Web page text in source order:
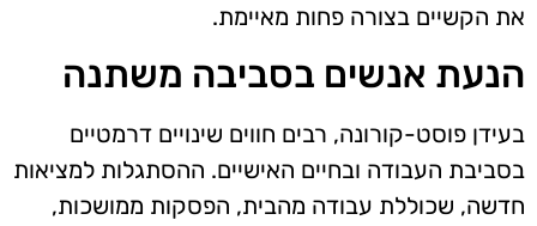
את הקשיים בצורה פחות מאיימת.
הנעת אנשים בסביבה משתנה
בעידן פוסט-קורונה, רבים חווים שינויים דרמטיים
בסביבת העבודה ובחיים האישיים. ההסתגלות למציאות
חדשה, שכוללת עבודה מהבית, הפסקות ממושכות,